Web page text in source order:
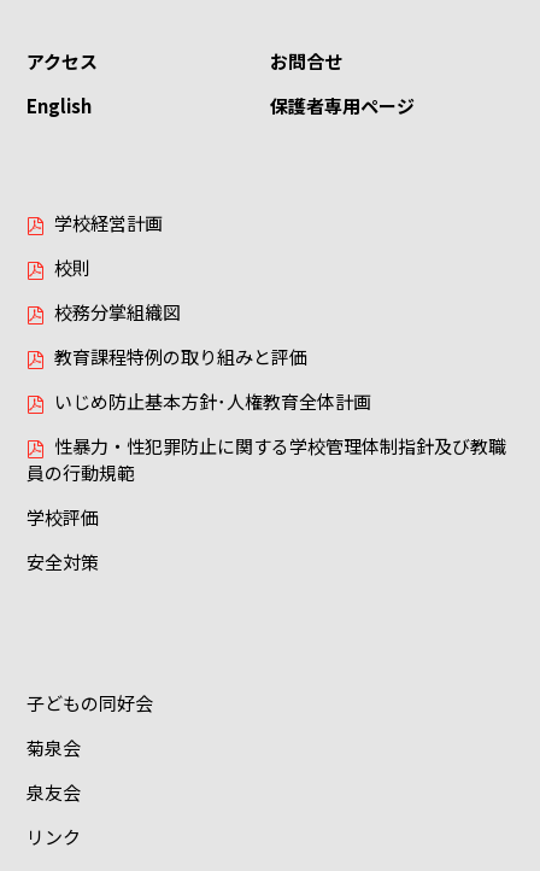
アクセス
お問合せ
English
保護者専用ページ
学校経営計画
校則
校務分掌組織図
教育課程特例の取り組みと評価
いじめ防止基本方針･人権教育全体計画
性暴力・性犯罪防止に関する学校管理体制指針及び教職
員の行動規範
学校評価
安全対策
子どもの同好会
菊泉会
泉友会
リンク